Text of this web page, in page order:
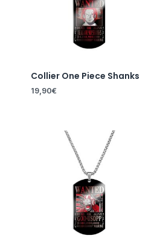
Collier One Piece Shanks
19,90€